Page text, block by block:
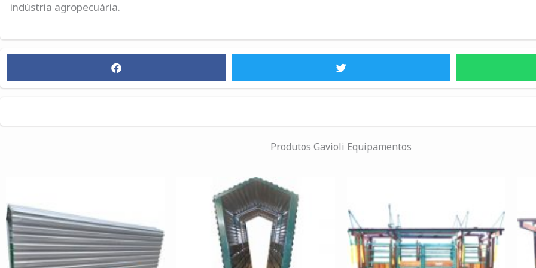
indústria agropecuária.
Produtos Gavioli Equipamentos